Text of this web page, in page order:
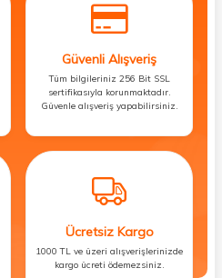
Güvenli Alışveriş
Tüm bilgileriniz 256 Bit SSL
sertifikasıyla korunmaktadır.
Güvenle alışveriş yapabilirsiniz.
Ücretsiz Kargo
1000 TL ve üzeri alışverişlerinizde
kargo ücreti ödemezsiniz.